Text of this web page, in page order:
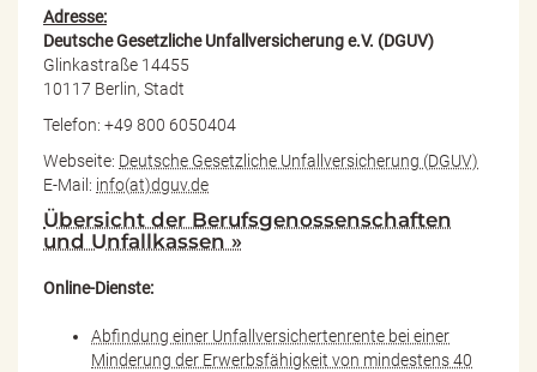
Adresse:
Deutsche Gesetzliche Unfallversicherung e.V. (DGUV)
Glinkastraße 14455
10117 Berlin, Stadt
Telefon: +49 800 6050404
Webseite: Deutsche Gesetzliche Unfallversicherung (DGUV)
E-Mail: info(at)dguv.de
Übersicht der Berufsgenossenschaften
und Unfallkassen »
Online-Dienste:
Abfindung einer Unfallversichertenrente bei einer
Minderung der Erwerbsfähigkeit von mindestens 40